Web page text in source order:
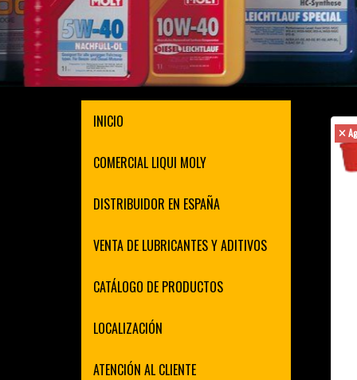
INICIO
COMERCIAL LIQUI MOLY
DISTRIBUIDOR EN ESPAÑA
VENTA DE LUBRICANTES Y ADITIVOS
CATÁLOGO DE PRODUCTOS
LOCALIZACIÓN
ATENCIÓN AL CLIENTE